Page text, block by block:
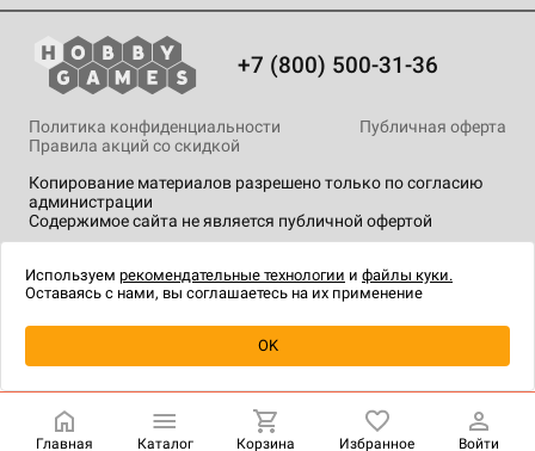
Уведомить о наличии
+7 (800) 500-31-36
Копирование материалов разрешено только по согласию
администрации
Содержимое сайта не является публичной офертой
Политика конфиденциальности
Публичная оферта
Правила акций со скидкой
технологии.
Главная Каталог Корзина Избранное Войти
Используем рекомендательные технологии и файлы куки.
Оставаясь с нами, вы соглашаетесь на их применение
OK